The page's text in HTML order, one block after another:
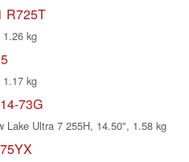
R725T
kg
kg
73G
Lake Ultra 7 255H, 14.50", 1.58 kg